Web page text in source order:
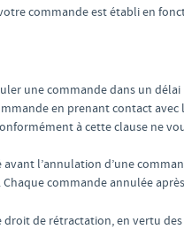
commande est établi en
une commande dans un
en prenant contact avec
à cette clause ne
l’annulation d’une
commande annulée
droit de rétractation, en vertu